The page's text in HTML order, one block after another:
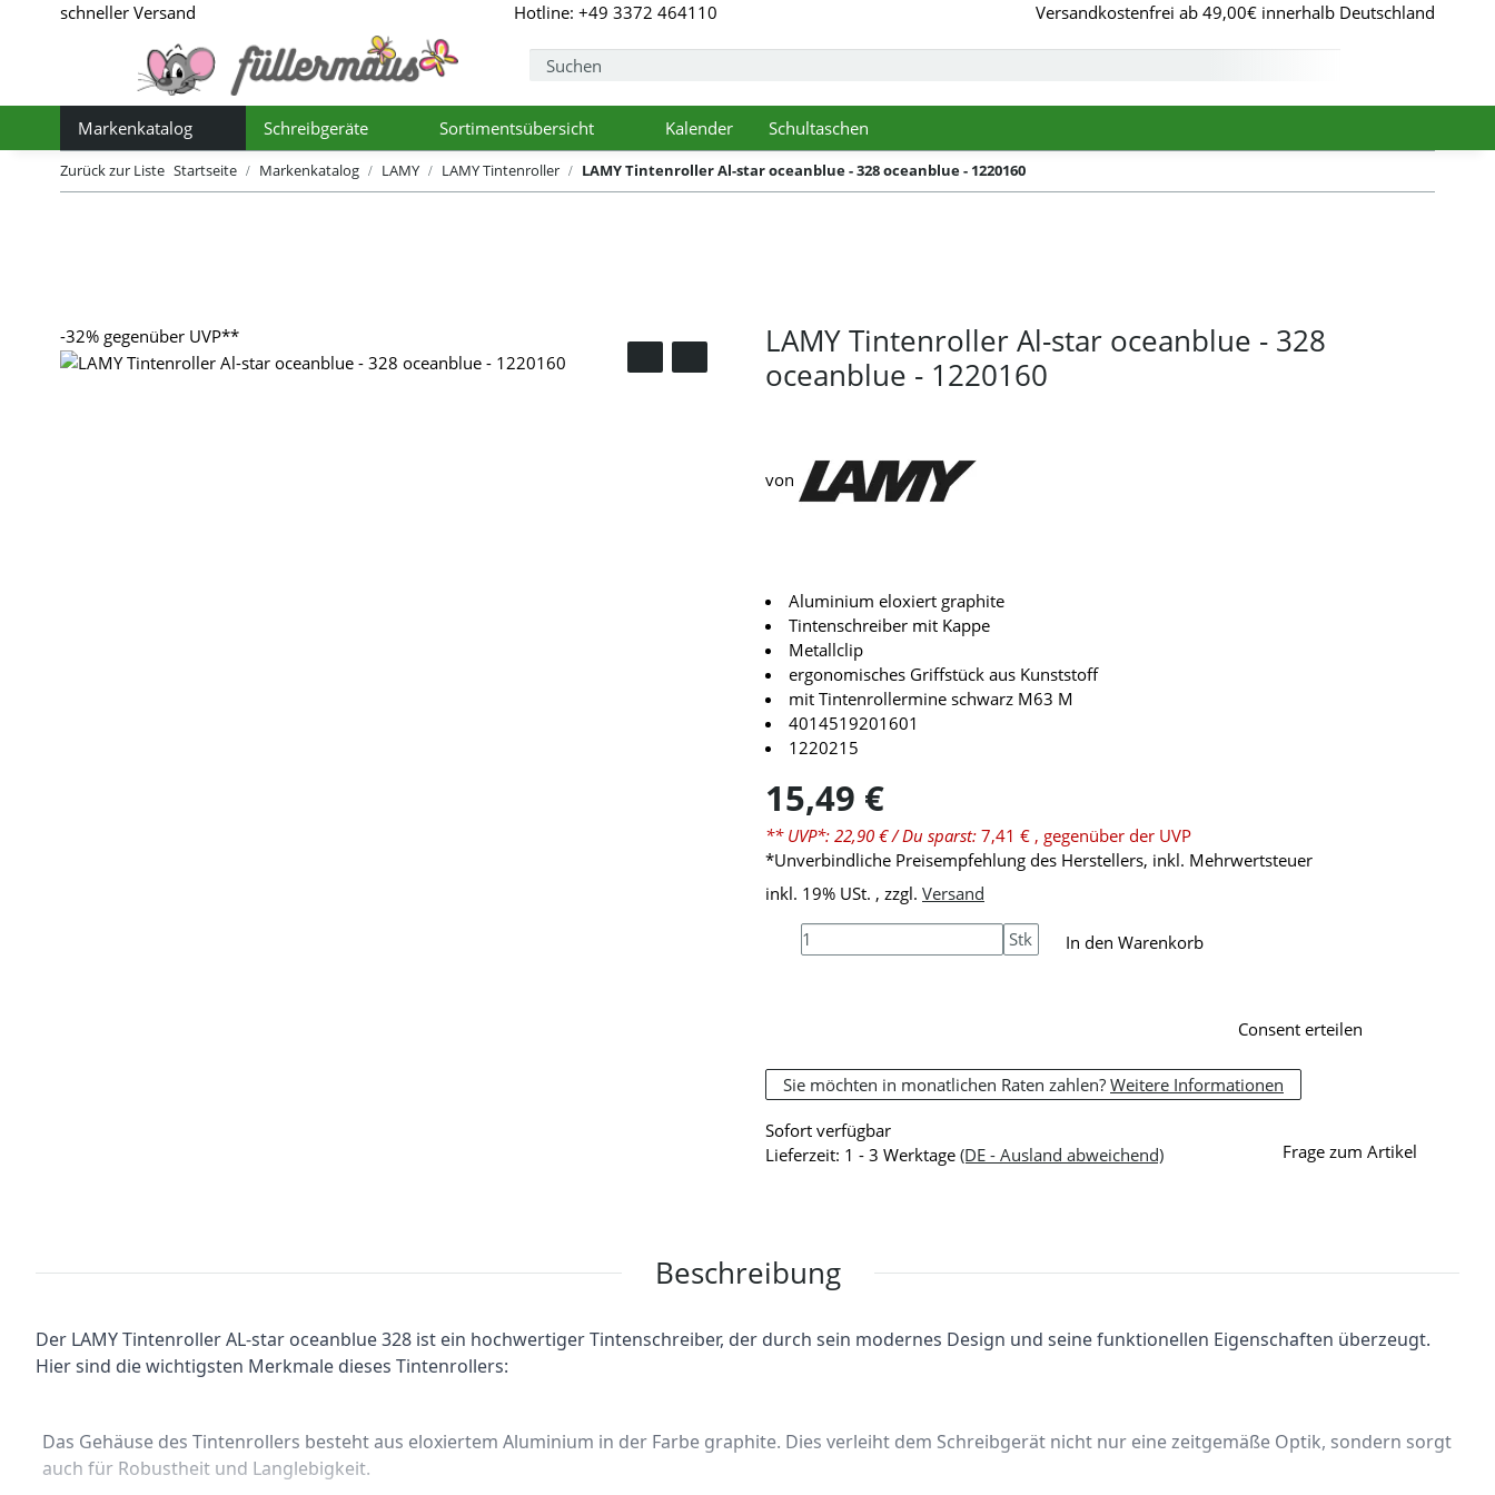
schneller Versand Hotline: +49 3372 464110 Versandkostenfrei ab 49,00€ innerhalb Deutschland
Markenkatalog
Toggle Dropdown
Schreibgeräte
Toggle Dropdown
Sortimentsübersicht
Toggle Dropdown
Kalender Schultaschen
Zurück zur Liste Startseite Markenkatalog LAMY LAMY Tintenroller LAMY Tintenroller Al-star oceanblue - 328 oceanblue - 1220160
-32% gegenüber UVP**
LAMY Tintenroller Al-star oceanblue - 328
oceanblue - 1220160
von
Aluminium eloxiert graphite
Tintenschreiber mit Kappe
Metallclip
ergonomisches Griffstück aus Kunststoff
mit Tintenrollermine schwarz M63 M
4014519201601
1220215
15,49 €
** UVP*: 22,90 € / Du sparst: 7,41 € , gegenüber der UVP
*Unverbindliche Preisempfehlung des Herstellers, inkl. Mehrwertsteuer
inkl. 19% USt. , zzgl. Versand
Stk In den Warenkorb
Consent erteilen
Sie möchten in monatlichen Raten zahlen? Weitere Informationen
Sofort verfügbar
Lieferzeit: 1 - 3 Werktage (DE - Ausland abweichend) Frage zum Artikel
Beschreibung
Der LAMY Tintenroller AL-star oceanblue 328 ist ein hochwertiger Tintenschreiber, der durch sein modernes Design und seine funktionellen Eigenschaften überzeugt.
Hier sind die wichtigsten Merkmale dieses Tintenrollers:
Das Gehäuse des Tintenrollers besteht aus eloxiertem Aluminium in der Farbe graphite. Dies verleiht dem Schreibgerät nicht nur eine zeitgemäße Optik, sondern sorgt
auch für Robustheit und Langlebigkeit.